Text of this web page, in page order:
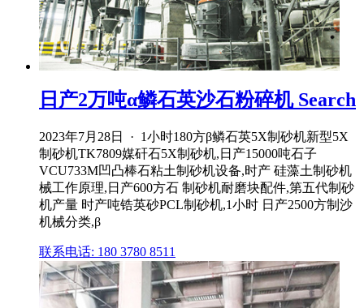
日产2万吨α鳞石英沙石粉碎机 Search
2023年7月28日 · 1小时180方β鳞石英5X制砂机新型5X
制砂机TK7809媒矸石5X制砂机,日产15000吨石子
VCU733M凹凸棒石粘土制砂机设备,时产 硅藻土制砂机
械工作原理,日产600方石 制砂机耐磨块配件,第五代制砂
机产量 时产吨锆英砂PCL制砂机,1小时 日产2500方制沙
机械分类,β
联系电话: 180 3780 8511